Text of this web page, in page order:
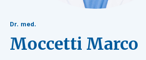
Dr. med.
Moccetti Marco